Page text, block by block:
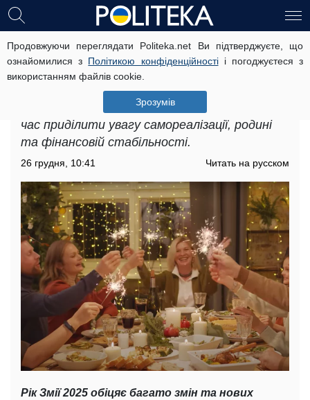
Продовжуючи переглядати Politeka.net Ви підтверджуєте, що
ознайомилися з Політикою конфіденційностіі погоджуєтеся з
використанням файлів cookie.
Зрозумів
Гороскоп на рік Змії 2025: що чекає
наступного року кожен знак Зодіаку
Рік Зеленої Дерев'яної Змії 2025 обіцяє
гармонію, мудрість та поступові зміни – це
час приділити увагу самореалізації, родині
та фінансовій стабільності.
26 грудня, 10:41 Читать на русском
Рік Змії 2025 обіцяє багато змін та нових